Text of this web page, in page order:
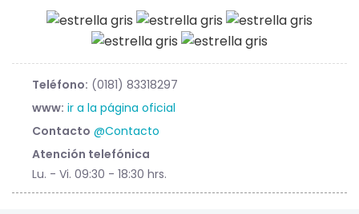
Teléfono: (0181) 83318297
www: ir a la página oficial
Contacto @Contacto
Atención telefónica
Lu. - Vi. 09:30 - 18:30 hrs.